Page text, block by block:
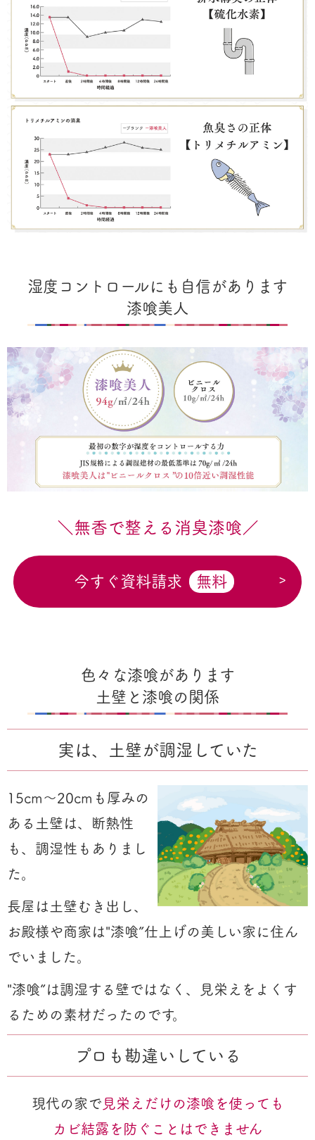
湿度コントロールにも自信があります
漆喰美人
＼無香で整える消臭漆喰／
今すぐ資料請求 無料
色々な漆喰があります
土壁と漆喰の関係
実は、土壁が調湿していた
15cm～20cmも厚みの
ある土壁は、断熱性
も、調湿性もありまし
た。
長屋は土壁むき出し、
お殿様や商家は"漆喰”仕上げの美しい家に住ん
でいました。
"漆喰”は調湿する壁ではなく、見栄えをよくす
るための素材だったのです。
プロも勘違いしている
現代の家で 見栄えだけの漆喰を使っても
カビ結露を防ぐことはできません